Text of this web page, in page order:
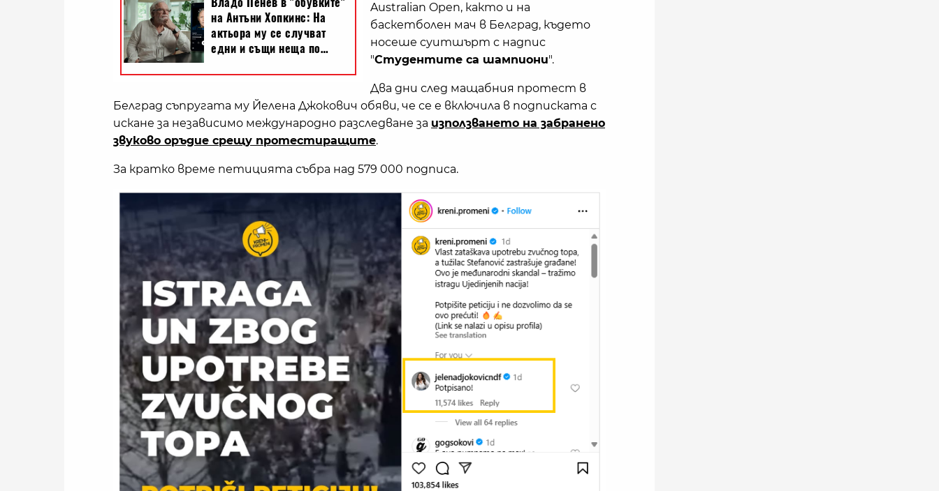
Australian Open, както и на
баскетболен мач в Белград, където
носеше суитшърт с надпис
"Студентите са шампиони".
Два дни след мащабния протест в
Белград съпругата му Йелена Джокович обяви, че се е включила в подписката с
искане за независимо международно разследване за използването на забранено
звуково оръдие срещу протестиращите.
За кратко време петицията събра над 579 000 подписа.